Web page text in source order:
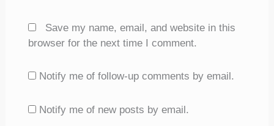
Save my name, email, and website in this
browser for the next time I comment.
Notify me of follow-up comments by email.
Notify me of new posts by email.